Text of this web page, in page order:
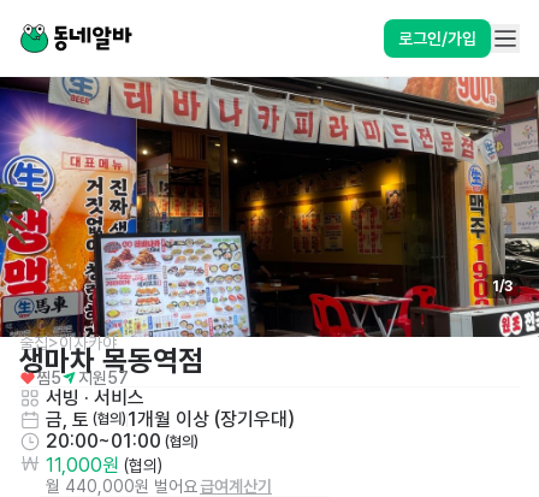
로그인/가입
1/3
술집>이자카야
생마차 목동역점
찜5 지원57
서빙 · 서비스
금, 토 (협의) 1개월 이상 (장기우대)
20:00~01:00 (협의)
11,000원 (협의)
월 440,000원 벌어요급여계산기